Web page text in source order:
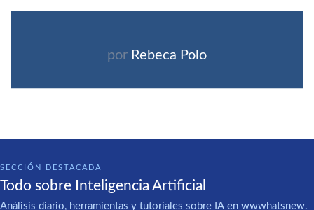
por Rebeca Polo
SECCIÓN DESTACADA
Todo sobre Inteligencia Artificial
Análisis diario, herramientas y tutoriales sobre IA en wwwhatsnew.